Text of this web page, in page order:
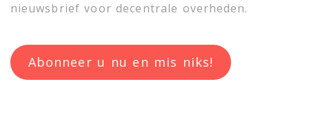
nieuwsbrief voor decentrale overheden.
Abonneer u nu en mis niks!